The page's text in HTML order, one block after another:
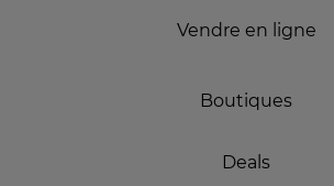
Vendre en ligne
Boutiques
Deals